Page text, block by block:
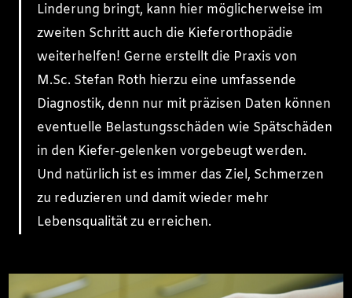
Linderung bringt, kann hier möglicherweise im
zweiten Schritt auch die Kieferorthopädie
weiterhelfen! Gerne erstellt die Praxis von
M.Sc. Stefan Roth hierzu eine umfassende
Diagnostik, denn nur mit präzisen Daten können
eventuelle Belastungsschäden wie Spätschäden
in den Kiefer-gelenken vorgebeugt werden.
Und natürlich ist es immer das Ziel, Schmerzen
zu reduzieren und damit wieder mehr
Lebensqualität zu erreichen.